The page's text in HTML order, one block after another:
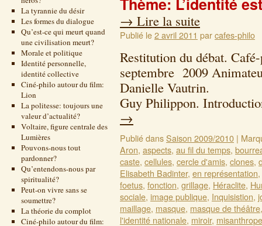
La tyrannie du désir
Les formes du dialogue
Qu’est-ce qui meurt quand
une civilisation meurt?
Morale et politique
Identité personnelle,
identité collective
Ciné-philo autour du film:
Lion
La politesse: toujours une
valeur d’actualité?
Voltaire, figure centrale des
Lumières
Pouvons-nous tout
pardonner?
Qu’entendons-nous par
spiritualité?
Peut-on vivre sans se
soumettre?
La théorie du complot
Ciné-philo autour du film:
→ Lire la suite
Publié le2 avril 2011 parcafes-philo
Restitution du débat.
septembre 2009
Danielle
Guy Philippon.
→
Publié dansSaison 2009/2010 |
Aron, aspects, au fil du temps,
caste, cellules, cercle d'amis, clones,
Elisabeth Badinter, en représentation,
foetus, fonction, grillage, Héraclite,
sociale, image publique, Inquisistion,
maillage, masque, masque de théâtre
l'identité nationale, miroir, misanthrope